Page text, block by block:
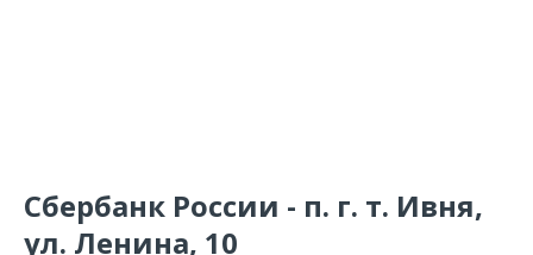
Сбербанк России - п. г. т. Ивня,
ул. Ленина, 10